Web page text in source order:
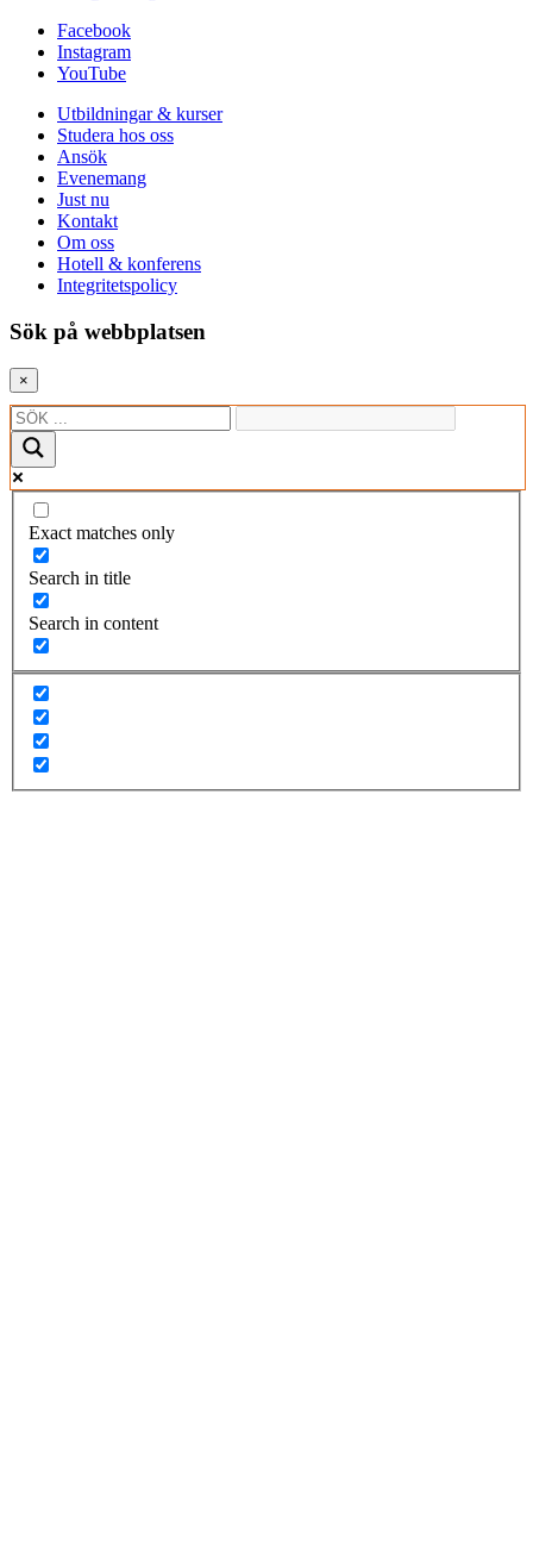
Facebook
Instagram
YouTube
Utbildningar & kurser
Studera hos oss
Ansök
Evenemang
Just nu
Kontakt
Om oss
Hotell & konferens
Integritetspolicy
Sök på webbplatsen
×
Exact matches only
Search in title
Search in content